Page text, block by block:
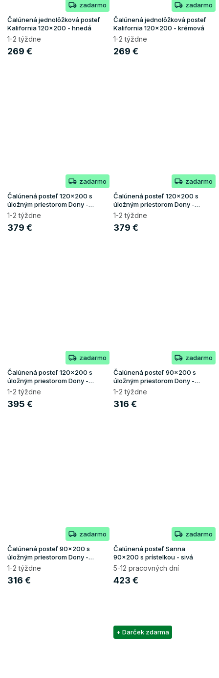
zadarmo
Čalúnená jednolôžková posteľ
Kalifornia 120x200 - hnedá
1-2 týždne
269 €
zadarmo
Čalúnená jednolôžková posteľ
Kalifornia 120x200 - krémová
1-2 týždne
269 €
zadarmo
Čalúnená posteľ 120x200 s
úložným priestorom Dony -
grafit
1-2 týždne
379 €
zadarmo
Čalúnená posteľ 120x200 s
úložným priestorom Dony -
krémová
1-2 týždne
379 €
zadarmo
Čalúnená posteľ 120x200 s
úložným priestorom Dony -
ružová
1-2 týždne
395 €
zadarmo
Čalúnená posteľ 90x200 s
úložným priestorom Dony -
krémová
1-2 týždne
316 €
zadarmo
Čalúnená posteľ 90x200 s
úložným priestorom Dony -
ružová
1-2 týždne
316 €
zadarmo
Čalúnená posteľ Sanna
90x200 s prístelkou - sivá
5-12 pracovných dní
423 €
+ Darček zdarma